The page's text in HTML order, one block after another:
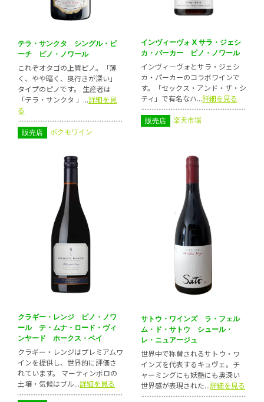
テラ・サンクタ シングル・ビ
ーチ ピノ・ノワール
これぞオタゴの上質ピノ。「薄
く、やや暗く、奥行きが深い」
タイプのピノです。 生産者は
「テラ・サンクタ 」...詳細を見
る
販売店 ボクモワイン
インヴィーヴォ X サラ・ジェシ
カ・パーカー ピノ・ノワール
インヴィーヴォとサラ・ジェシ
カ・パーカーのコラボワインで
す。「セックス・アンド・ザ・シ
ティ」で有名なハ...詳細を見る
販売店 楽天市場
クラギー・レンジ ピノ・ノワ
ール テ・ムナ・ロード・ヴィ
ンヤード ホークス・ベイ
クラギー・レンジはプレミアムワ
インを提供し、世界的に評価さ
れています。 マーティンボロの
土壌・気候はブル...詳細を見る
サトウ・ワインズ ラ・フェル
ム・ド・サトウ シュール・
レ・ニュアージュ
世界中で称賛されるサトウ・ワ
インズを代表するキュヴェ。チ
ャーミングにも妖艶にも奥深い
世界感が表現された...詳細を見る